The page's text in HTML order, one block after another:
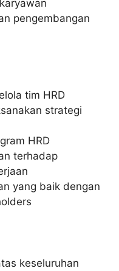
pengembangan
tim HRD
strategi
HRD
terhadap
yang baik dengan
keseluruhan